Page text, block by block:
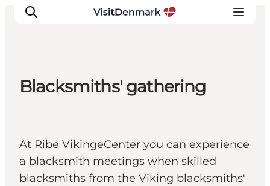
Cosa fare
Dove dormire
Pianifica il viaggio
Blacksmiths' gathering
At Ribe VikingeCenter you can experience
a blacksmith meetings when skilled
blacksmiths from the Viking blacksmiths'